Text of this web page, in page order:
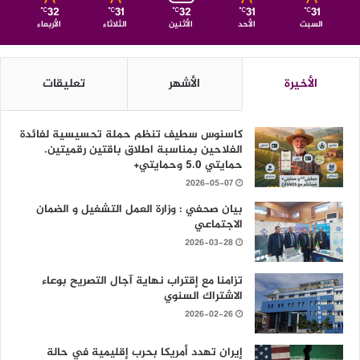
31
℃
السبت
31
℃
الأحد
32
℃
الأثنين
31
℃
الثلاثاء
32
℃
الأربعاء
الأخيرة الأشهر تعليقات
كاسنوس سطيف تنظم حملة تحسيسية لفائدة
الفلاحين بمناسبة اطلاق باقتين رقميتين.
حمايتي 5.0 وحمايتي+
2026-05-07
بيان صحفي : وزارة العمل التشغيل و الضمان
الاجتماعي
2026-03-28
تزامنا مع إقتراب نهاية آجال التصريح بوعاء
الاشتراك السنوي
2026-02-26
إيران تهدد أمريكا بحرب إقليمية في حالة